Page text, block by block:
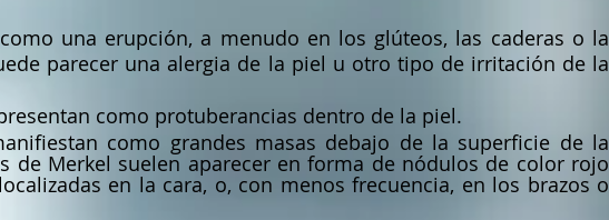
una erupción, a menudo en los glúteos, las caderas o la
parecer una alergia de la piel u otro tipo de irritación de la
como protuberancias dentro de la piel.
como grandes masas debajo de la superficie de la
de Merkel suelen aparecer en forma de nódulos de color rojo
en la cara, o, con menos frecuencia, en los brazos o